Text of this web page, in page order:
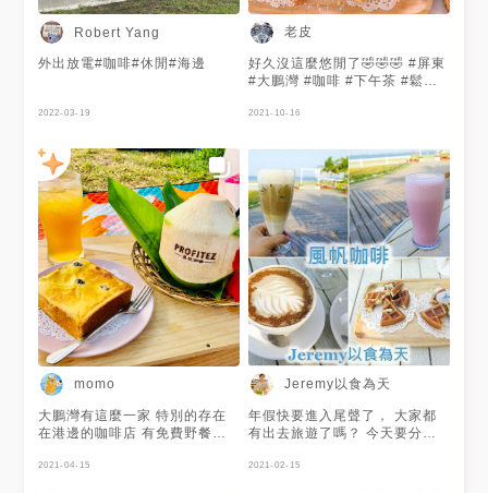
Robert Yang
外出放電#咖啡#休閒#海邊
2022-03-19
老皮
好久沒這麼悠閒了🤣🤣🤣 #屏東
#大鵬灣 #咖啡 #下午茶 #鬆餅
2021-10-16
momo
大鵬灣有這麼一家 特別的存在
在港邊的咖啡店 有免費野餐墊
外面草地玩沙看海 低消好像也
2021-04-15
Jeremy以食為天
年假快要進入尾聲了， 大家都
有出去旅遊了嗎？ 今天要分享
內帆船基地旁的「風帆咖啡」，
2021-02-15